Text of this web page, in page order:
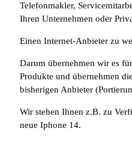
Telefonmakler,
Ihren Unternehmen oder
Einen Internet-Anbieter zu
Darum übernehmen wir es
Produkte und übernehmen
bisherigen Anbieter
Wir stehen Ihnen z.B. zu
neue Iphone 14.